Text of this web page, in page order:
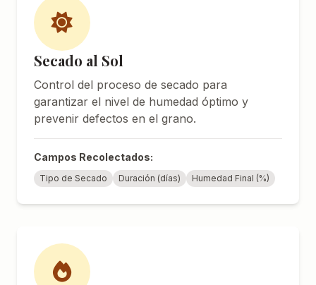
Secado al Sol
Control del proceso de secado para
garantizar el nivel de humedad óptimo y
prevenir defectos en el grano.
Campos Recolectados:
Tipo de Secado Duración (días) Humedad Final (%)